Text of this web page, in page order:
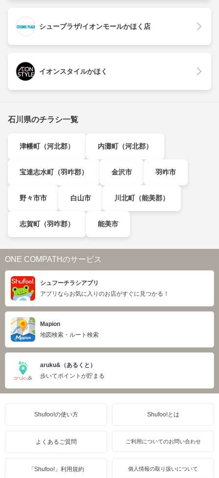
シュープラザ/イオンモールかほく店
イオンスタイルかほく
石川県のチラシ一覧
津幡町（河北郡） 内灘町（河北郡）
宝達志水町（羽咋郡） 金沢市 羽咋市
野々市市 白山市 川北町（能美郡）
志賀町（羽咋郡） 能美市
ONE COMPATHのサービス
シュフーチラシアプリ
アプリならお気に入りのお店がすぐに見つかる！
Mapion
地図検索・ルート検索
aruku&（あるくと）
歩いてポイントが貯まる
Shufoo!の使い方 Shufoo!とは
よくあるご質問 ご利用についてのお問い合わせ
「Shufoo!」利用規約 個人情報の取り扱いについて